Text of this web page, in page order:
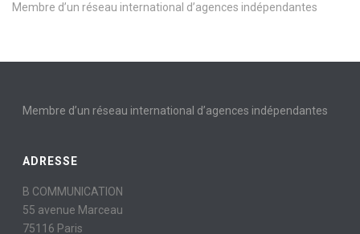
Membre d’un réseau international d’agences indépendantes
Membre d’un réseau international d’agences indépendantes
ADRESSE
B COMMUNICATION
55 avenue Marceau
75116 Paris